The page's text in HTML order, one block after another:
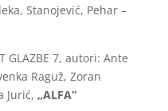
Stanojević, Pehar –
GLAZBE 7, autori: Ante
Raguž, Zoran
Jurić, „ALFA“